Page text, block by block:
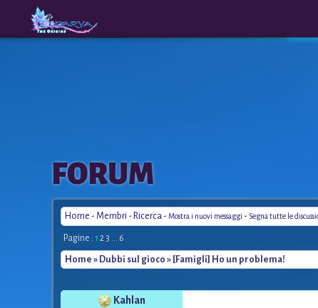
The
Origins
FORUM
Home - Membri - Ricerca - Mostra i nuovi messaggi - Segna tutte le
Pagine : 1 23 ... 6
Home » Dubbi sul gioco » [Famigli] Ho un problema!
Kahlan